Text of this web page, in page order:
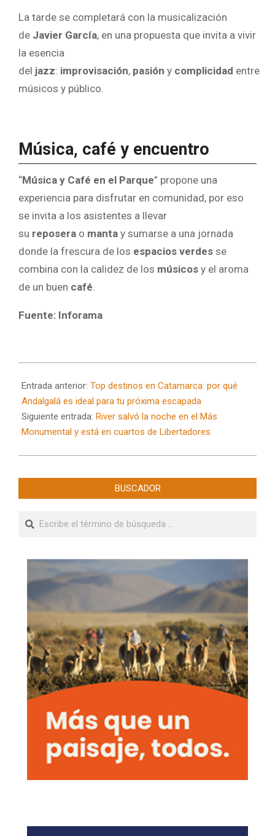
La tarde se completará con la musicalización
de Javier García, en una propuesta que invita a vivir
la esencia
del jazz: improvisación, pasión y complicidad entre
músicos y público.
Música, café y encuentro
“Música y Café en el Parque” propone una
experiencia para disfrutar en comunidad, por eso
se invita a los asistentes a llevar
su reposera o manta y sumarse a una jornada
donde la frescura de los espacios verdes se
combina con la calidez de los músicos y el aroma
de un buen café
Fuente: Inforama
08-
22
Entrada anterior: Top destinos en Catamarca: por qué
Andalgalá es ideal para tu próxima escapada
Siguiente entrada: River salvó la noche en el Más
Monumental y está en cuartos de Libertadores
BUSCADOR
Buscar